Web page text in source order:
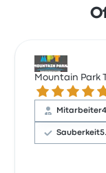
Mountain Park
4.8 von 5
Mitarbeiter
Sauberkeit